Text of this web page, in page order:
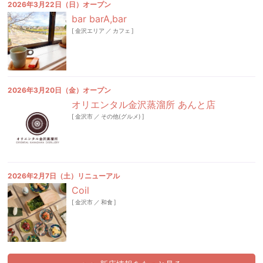
2026年3月22日（日）オープン
bar barA,bar
[金沢エリア ／ カフェ ]
2026年3月20日（金）オープン
オリエンタル金沢蒸溜所 あんと店
[金沢市 ／ その他(グルメ) ]
2026年2月7日（土）リニューアル
Coil
[金沢市 ／ 和食]